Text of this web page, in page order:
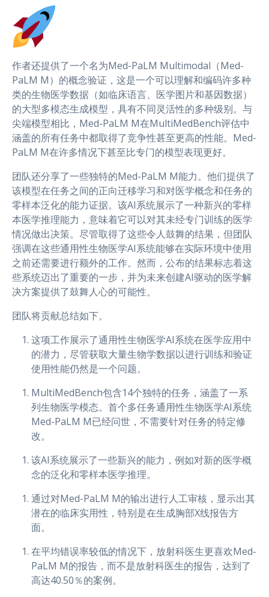
作者还提供了一个名为Med-PaLM Multimodal（Med-
PaLM M）的概念验证，这是一个可以理解和编码许多种
类的生物医学数据（如临床语言、医学图片和基因数据）
的大型多模态生成模型，具有不同灵活性的多种级别。与
尖端模型相比，Med-PaLM M在MultiMedBench评估中
涵盖的所有任务中都取得了竞争性甚至更高的性能。Med-
PaLM M在许多情况下甚至比专门的模型表现更好。
团队还分享了一些独特的Med-PaLM M能力。他们提供了
该模型在任务之间的正向迁移学习和对医学概念和任务的
零样本泛化的能力证据。该AI系统展示了一种新兴的零样
本医学推理能力，意味着它可以对其未经专门训练的医学
情况做出决策。尽管取得了这些令人鼓舞的结果，但团队
强调在这些通用性生物医学AI系统能够在实际环境中使用
之前还需要进行额外的工作。然而，公布的结果标志着这
些系统迈出了重要的一步，并为未来创建AI驱动的医学解
决方案提供了鼓舞人心的可能性。
团队将贡献总结如下。
这项工作展示了通用性生物医学AI系统在医学应用中
的潜力，尽管获取大量生物学数据以进行训练和验证
使用性能仍然是一个问题。
MultiMedBench包含14个独特的任务，涵盖了一系
列生物医学模态。首个多任务通用性生物医学AI系统
Med-PaLM M已经问世，不需要针对任务的特定修
改。
该AI系统展示了一些新兴的能力，例如对新的医学概
念的泛化和零样本医学推理。
通过对Med-PaLM M的输出进行人工审核，显示出其
潜在的临床实用性，特别是在生成胸部X线报告方
面。
在平均错误率较低的情况下，放射科医生更喜欢Med-
PaLM M的报告，而不是放射科医生的报告，达到了
高达40.50％的案例。